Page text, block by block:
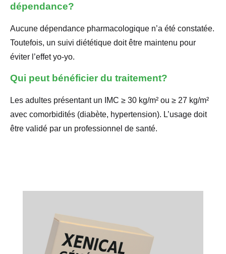
dépendance?
Aucune dépendance pharmacologique n’a été constatée.
Toutefois, un suivi diététique doit être maintenu pour
éviter l’effet yo-yo.
Qui peut bénéficier du traitement?
Les adultes présentant un IMC ≥ 30 kg/m² ou ≥ 27 kg/m²
avec comorbidités (diabète, hypertension). L’usage doit
être validé par un professionnel de santé.